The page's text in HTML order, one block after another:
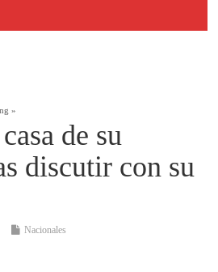
»
de su
discutir con su
Nacionales